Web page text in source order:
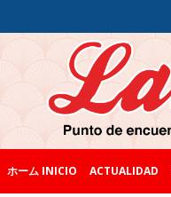
ホーム INICIO ACTUALIDAD